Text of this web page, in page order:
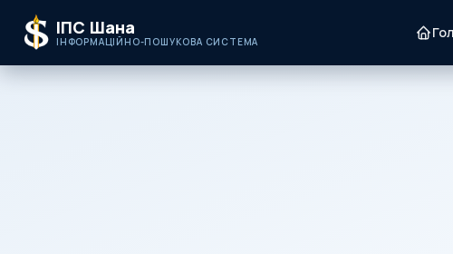
ІПС Шана
ІНФОРМАЦІЙНО-ПОШУКОВА СИСТЕМА